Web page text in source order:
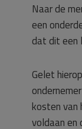
Naar de
een
dat dit een
Gelet
kosten van
voldaan en